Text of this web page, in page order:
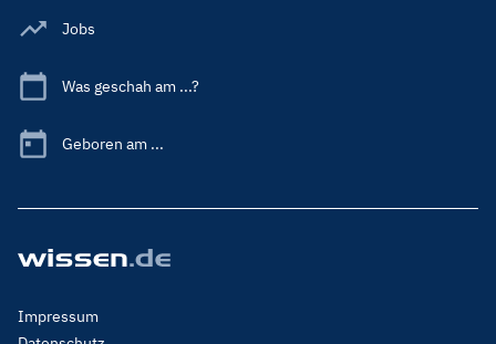
Jobs
Was geschah am ...?
Geboren am ...
Footer
Impressum